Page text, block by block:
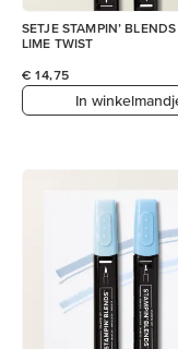
SETJE STAMPIN’
LIME TWIST
€ 14,75
In